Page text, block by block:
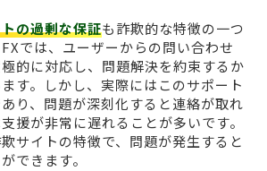
の過剰な保証も詐欺的な特徴の一つ
では、ユーザーからの問い合わせ
的に対応し、問題解決を約束するか
す。しかし、実際にはこのサポート
り、問題が深刻化すると連絡が取れ
援が非常に遅れることが多いです。
サイトの特徴で、問題が発生すると
できます。